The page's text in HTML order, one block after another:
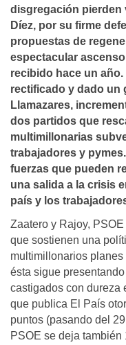
disgregación pierden
Dí­ez, por su firme
propuestas de
espectacular
recibido hace un
rectificado y dado un
Llamazares,
dos partidos que
multimillonarias
trabajadores y
fuerzas que pueden
una salida a la crisis
paí­s y los
Zaatero y Rajoy,
que sostienen una
multimillonarios
ésta sigue
castigados con dureza
que publica El País
puntos (pasando del
PSOE se deja